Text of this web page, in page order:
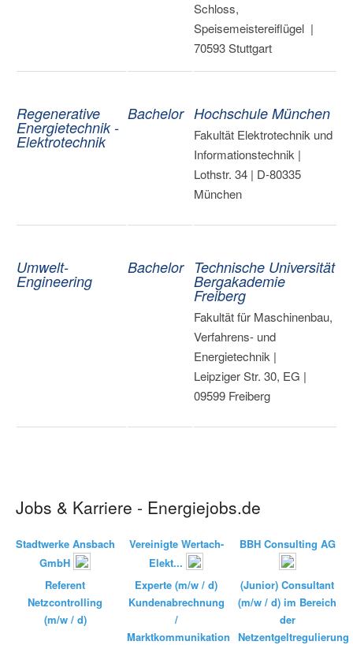
Schloss,
Speisemeistereiflügel |
70593 Stuttgart
Regenerative
Energietechnik -
Elektrotechnik
Bachelor Hochschule München
Fakultät Elektrotechnik und
Informationstechnik |
Lothstr. 34 | D-80335
München
Umwelt-
Engineering
Bachelor Technische Universität
Bergakademie
Freiberg
Fakultät für Maschinenbau,
Verfahrens- und
Energietechnik |
Leipziger Str. 30, EG |
09599 Freiberg
Jobs & Karriere - Energiejobs.de
Stadtwerke Ansbach
GmbH
Referent
Netzcontrolling
(m/w / d)
Vereinigte Wertach-
Elekt...
Experte (m/w / d)
Kundenabrechnung
/
Marktkommunikation
BBH Consulting AG
(Junior) Consultant
(m/w / d) im Bereich
der
Netzentgeltregulierung